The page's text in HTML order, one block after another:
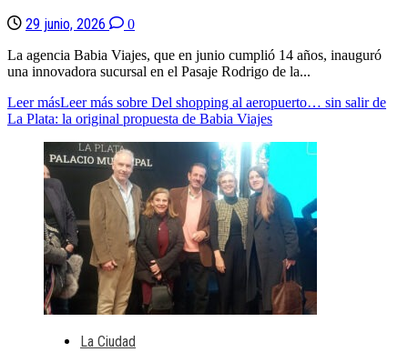
29 junio, 2026
0
La agencia Babia Viajes, que en junio cumplió 14 años, inauguró
una innovadora sucursal en el Pasaje Rodrigo de la...
Leer másLeer más sobre Del shopping al aeropuerto… sin salir de
La Plata: la original propuesta de Babia Viajes
La Ciudad